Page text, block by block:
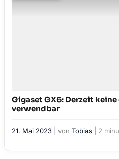
Gigaset GX6: Derzeit
verwendbar
21. Mai 2023 | von Tobias 2